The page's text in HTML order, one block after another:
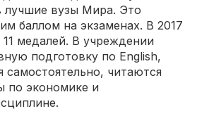
лучшие вузы Мира. Это
баллом на экзаменах. В 2017
медалей. В учреждении
подготовку по English,
самостоятельно, читаются
по экономике и